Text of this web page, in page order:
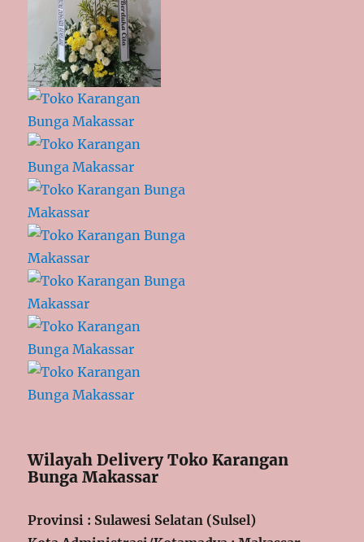
Wilayah Delivery Toko Karangan
Bunga Makassar
Provinsi : Sulawesi Selatan (Sulsel)